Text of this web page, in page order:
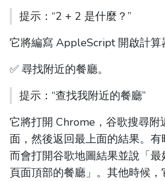
提示：“2 + 2 是什麼？”
它將編寫 AppleScript 開啟計算
✅ 尋找附近的餐廳。
提示：“查找我附近的餐廳”
它將打開 Chrome，谷歌搜尋附
面，然後返回最上面的結果。有
而會打開谷歌地圖結果並說「
頁面頂部的餐廳」。其他時候